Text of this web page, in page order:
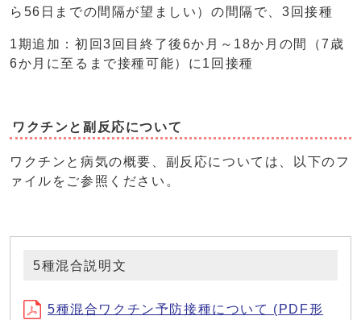
ら56日までの間隔が望ましい）の間隔で、3回接種
1期追加：初回3回目終了後6か月～18か月の間（7歳
6か月に至るまで接種可能）に1回接種
ワクチンと副反応について
ワクチンと病気の概要、副反応については、以下のフ
ァイルをご参照ください。
5種混合説明文
5種混合ワクチン予防接種について (PDF形